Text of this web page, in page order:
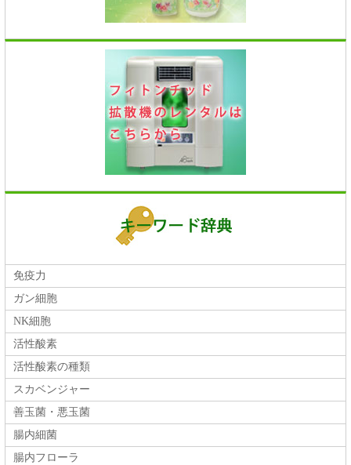
免疫力
ガン細胞
NK細胞
活性酸素
活性酸素の種類
スカベンジャー
善玉菌・悪玉菌
腸内細菌
腸内フローラ